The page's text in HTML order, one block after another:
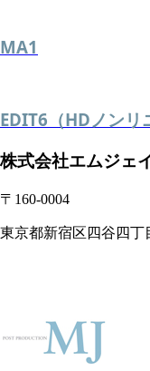
MA1
EDIT6（HDノンリ
株式会社エムジェ
〒160-0004
東京都新宿区四谷四丁